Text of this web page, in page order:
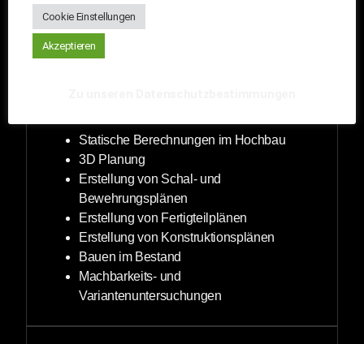
Grundlage für ein wirtschaftlich erfolgreiches
Projekt. Eine transparente Projektdokumentation
aller Planungsphasen bildet den Sockel einer
Statische Berechnungen im Hochbau
3D Planung
Erstellung von Schal- und
Bewehrungsplänen
Erstellung von Fertigteilplänen
Erstellung von Konstruktionsplänen
Bauen im Bestand
Machbarkeits- und
Variantenuntersuchungen
Cookie Einstellungen
Akzeptieren